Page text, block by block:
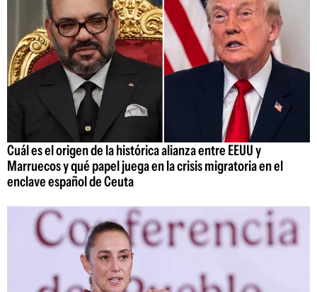
Cuál es el origen de la histórica alianza entre EEUU y
Marruecos y qué papel juega en la crisis migratoria en el
enclave español de Ceuta